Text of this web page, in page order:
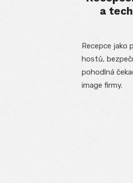
a
Recepce jako
hostů,
pohodlná
image firmy.